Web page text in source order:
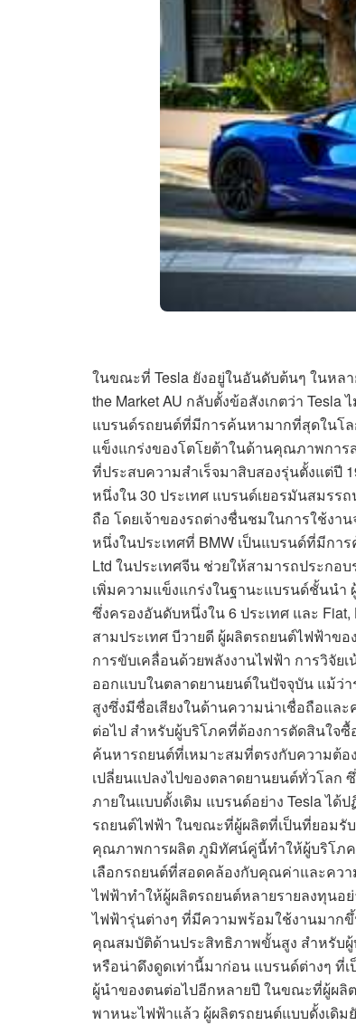
ในขณะที่ Tesla ยังอยู่ในอันดับต้นๆ ในหล
the Market AU กลับตั้งข้อสังเกตว่า
แบรนด์รถยนต์ที่มีการค้นหามากที่สุดในโล
แข็งแกร่งของโตโยต้าในด้านคุณภาพการ
ที่ประสบความสำเร็จมาสิบสองรุ่นตั้งแต่ปี
หนึ่งใน 30 ประเทศ แบรนด์เยอรมันสมรร
ถือ โดยเจ้าของรถต่างชื่นชมในการใช้ง
หนึ่งในประเทศที่ BMW เป็นแบรนด์ที่มีกา
Ltd ในประเทศจีน ช่วยให้สามารถประก
เพิ่มความแข็งแกร่งในฐานะแบรนด์ชั้นนำ
ซึ่งครองอันดับหนึ่งใน 6 ประเทศ และ
สามประเทศ บีวายดี ผู้ผลิตรถยนต์ไฟฟ้าข
การขับเคลื่อนด้วยพลังงานไฟฟ้า การวิจั
ออกแบบในตลาดยานยนต์ในปัจจุบัน แม้ว่
สูงซึ่งมีชื่อเสียงในด้านความน่าเชื่อถือแล
ต่อไป สำหรับผู้บริโภคที่ต้องการตัดสินใจ
ค้นหารถยนต์ที่เหมาะสมที่ตรงกับความต้
เปลี่ยนแปลงไปของตลาดยานยนต์ทั่วโล
ภายในแบบดั้งเดิม แบรนด์อย่าง Tesla ไ
รถยนต์ไฟฟ้า ในขณะที่ผู้ผลิตที่เป็นที่ยอมรับ
คุณภาพการผลิต ภูมิทัศน์คู่นี้ทำให้ผู้บริโภค
เลือกรถยนต์ที่สอดคล้องกับคุณค่าและคว
ไฟฟ้าทำให้ผู้ผลิตรถยนต์หลายรายลงทุนอ
ไฟฟ้ารุ่นต่างๆ ที่มีความพร้อมใช้งานมาก
คุณสมบัติด้านประสิทธิภาพขั้นสูง สำหรับผู้
หรือน่าดึงดูดเท่านี้มาก่อน แบรนด์ต่างๆ
ผู้นำของตนต่อไปอีกหลายปี ในขณะที่ผู้ผลิ
พาหนะไฟฟ้าแล้ว ผู้ผลิตรถยนต์แบบดั้งเดิ